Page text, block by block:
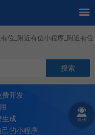
位_附近有位小程序_附近有位
费开发
生成
的小程序